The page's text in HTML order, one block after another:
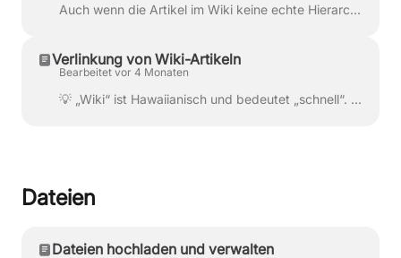
Auch wenn die Artikel im Wiki keine echte Hierarchie haben, schafft eine Sortierung in Ordner einen besseren Überblick. Es gibt bei apocollect bis zu ...
Verlinkung von Wiki-Artikeln
Bearbeitet vor 4 Monaten
💡 „Wiki“ ist Hawaiianisch und bedeutet „schnell“. Genau das merkt ihr auch im apocollect Wiki – nicht nur bei der Zusammenarbeit, sondern vor allem b...
Dateien
Dateien hochladen und verwalten